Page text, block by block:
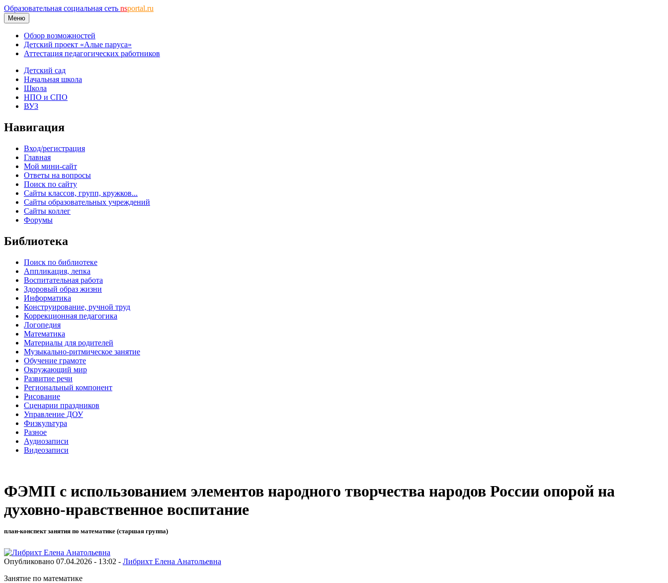
Образовательная социальная сеть nsportal.ru
Меню
Обзор возможностей
Детский проект «Алые паруса»
Аттестация педагогических работников
Детский сад
Начальная школа
Школа
НПО и СПО
ВУЗ
Навигация
Вход/регистрация
Главная
Мой мини-сайт
Ответы на вопросы
Поиск по сайту
Сайты классов, групп, кружков...
Сайты образовательных учреждений
Сайты коллег
Форумы
Библиотека
Поиск по библиотеке
Аппликация, лепка
Воспитательная работа
Здоровый образ жизни
Информатика
Конструирование, ручной труд
Коррекционная педагогика
Логопедия
Математика
Материалы для родителей
Музыкально-ритмическое занятие
Обучение грамоте
Окружающий мир
Развитие речи
Региональный компонент
Рисование
Сценарии праздников
Управление ДОУ
Физкультура
Разное
Аудиозаписи
Видеозаписи
ФЭМП с использованием элементов народного творчества народов России опорой на
духовно-нравственное воспитание
план-конспект занятия по математике (старшая группа)
Опубликовано 07.04.2026 - 13:02 - Либрихт Елена Анатольевна
Занятие по математике